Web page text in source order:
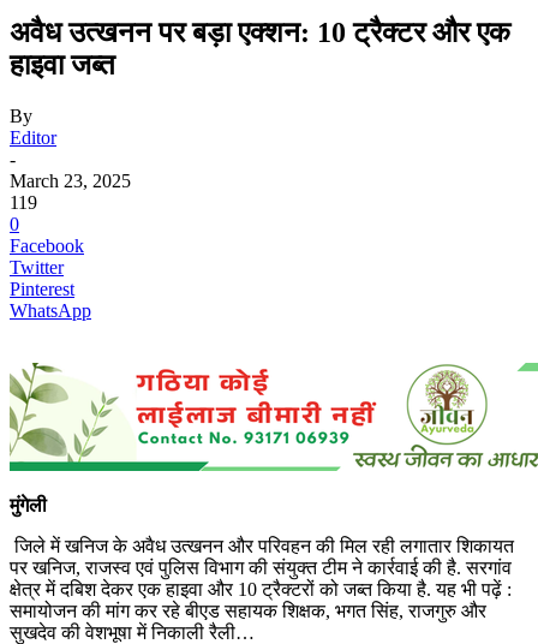
अवैध उत्खनन पर बड़ा एक्शन: 10 ट्रैक्टर और एक
हाइवा जब्त
By
Editor
-
March 23, 2025
119
0
Facebook
Twitter
Pinterest
WhatsApp
मुंगेली
जिले में खनिज के अवैध उत्खनन और परिवहन की मिल रही लगातार शिकायत
पर खनिज, राजस्व एवं पुलिस विभाग की संयुक्त टीम ने कार्रवाई की है. सरगांव
क्षेत्र में दबिश देकर एक हाइवा और 10 ट्रैक्टरों को जब्त किया है. यह भी पढ़ें :
समायोजन की मांग कर रहे बीएड सहायक शिक्षक, भगत सिंह, राजगुरु और
सुखदेव की वेशभूषा में निकाली रैली…